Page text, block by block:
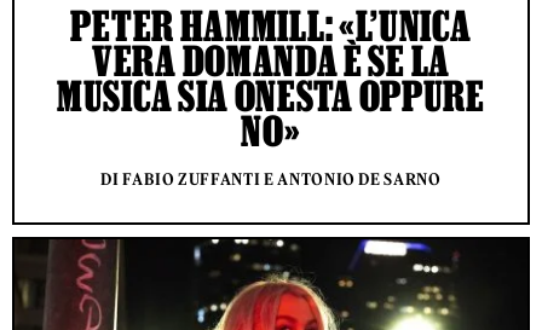
PETER HAMMILL: «L’UNICA
VERA DOMANDA È SE LA
MUSICA SIA ONESTA OPPURE
NO»
DI FABIO ZUFFANTI E ANTONIO DE SARNO